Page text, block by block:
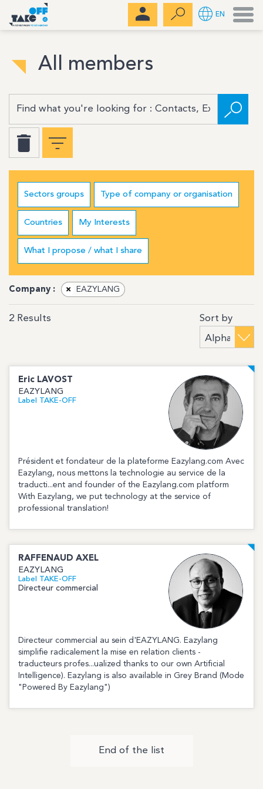
All members
Sectors groups Type of company or organisation
Countries My Interests
What I propose / what I share
Company : × EAZYLANG
2 Results Sort by
Eric LAVOST
EAZYLANG
Label TAKE-OFF
Président et fondateur de la plateforme Eazylang.com Avec
Eazylang, nous mettons la technologie au service de la
traducti...ent and founder of the Eazylang.com platform
With Eazylang, we put technology at the service of
professional translation!
RAFFENAUD AXEL
EAZYLANG
Label TAKE-OFF
Directeur commercial
Directeur commercial au sein d'EAZYLANG. Eazylang
simplifie radicalement la mise en relation clients -
traducteurs profes...ualized thanks to our own Artificial
Intelligence). Eazylang is also available in Grey Brand (Mode
"Powered By Eazylang")
End of the list
EN